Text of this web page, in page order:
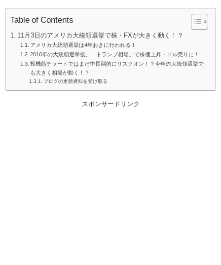
Table of Contents
11月3日のアメリカ大統領選挙で株・FXが大きく動く！？
アメリカ大統領選挙は4年おきに行われる！
2016年の大統領選挙後、「トランプ相場」で株価上昇・ドル売りに！
投機筋チャートではまだ中長期的にリスクオン！？今年の大統領選挙で
も大きく相場が動く！？
ブログの更新通知を受け取る
スポンサードリンク